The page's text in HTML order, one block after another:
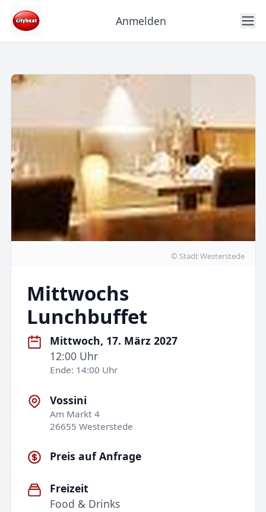
Anmelden
© Stadt Westerstede
Mittwochs
Lunchbuffet
Mittwoch, 17. März 2027
12:00 Uhr
Ende: 14:00 Uhr
Vossini
Am Markt 4
26655 Westerstede
Preis auf Anfrage
Freizeit
Food & Drinks